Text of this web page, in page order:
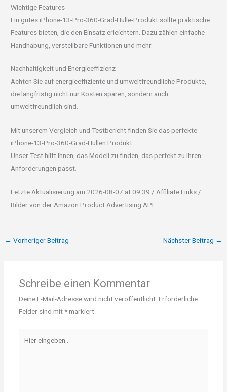
Wichtige Features
Ein gutes iPhone-13-Pro-360-Grad-Hülle-Produkt sollte praktische
Features bieten, die den Einsatz erleichtern. Dazu zählen einfache
Handhabung, verstellbare Funktionen und mehr.
Nachhaltigkeit und Energieeffizienz
Achten Sie auf energieeffiziente und umweltfreundliche Produkte,
die langfristig nicht nur Kosten sparen, sondern auch
umweltfreundlich sind.
Mit unserem Vergleich und Testbericht finden Sie das perfekte
iPhone-13-Pro-360-Grad-Hüllen Produkt
Unser Test hilft Ihnen, das Modell zu finden, das perfekt zu Ihren
Anforderungen passt.
Letzte Aktualisierung am 2026-08-07 at 09:39 / Affiliate Links /
Bilder von der Amazon Product Advertising API
← Vorheriger Beitrag Nächster Beitrag →
Schreibe einen Kommentar
Deine E-Mail-Adresse wird nicht veröffentlicht. Erforderliche
Felder sind mit*markiert
eingeben…